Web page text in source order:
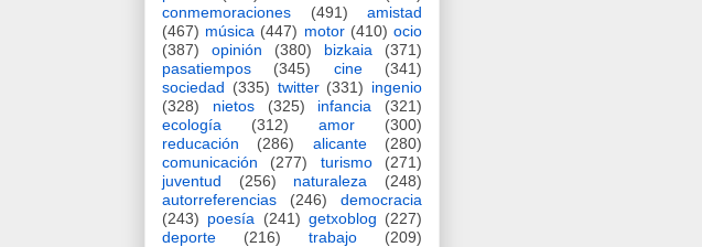
conmemoraciones
(491)
amistad
(467) música (447) motor (410) ocio
(387)
opinión (380) bizkaia
(371)
pasatiempos
(345) cine
(341)
sociedad (335) twitter (331) ingenio
(328)
nietos (325) infancia
(321)
ecología
(312) amor
(300)
reducación
(286) alicante
(280)
comunicación
(277) turismo
(271)
juventud
(256) naturaleza
(248)
autorreferencias
(246)
democracia
(243) poesía (241) getxoblog (227)
deporte
(216) trabajo (209)